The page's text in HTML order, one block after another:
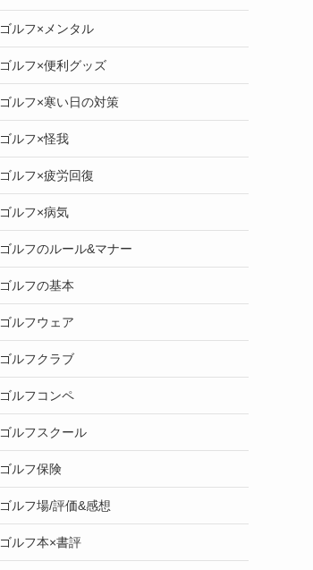
ゴルフ×メンタル
ゴルフ×便利グッズ
ゴルフ×寒い日の対策
ゴルフ×怪我
ゴルフ×疲労回復
ゴルフ×病気
ゴルフのルール&マナー
ゴルフの基本
ゴルフウェア
ゴルフクラブ
ゴルフコンペ
ゴルフスクール
ゴルフ保険
ゴルフ場/評価&感想
ゴルフ本×書評